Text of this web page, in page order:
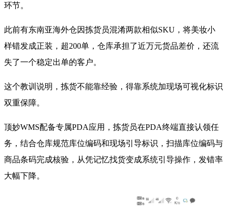
环节。
此前有东南亚海外仓因拣货员混淆两款相似SKU，将美妆小
样错发成正装，超200单，仓库承担了近万元货品差价，还流
失了一个稳定出单的客户。
这个教训说明，拣货不能靠经验，得靠系统加现场可视化标识
双重保障。
顶妙WMS配备专属PDA应用，拣货员在PDA终端直接认领任
务，结合仓库规范库位编码和现场引导标识，扫描库位编码与
商品条码完成核验，从凭记忆找货变成系统引导操作，发错率
大幅下降。